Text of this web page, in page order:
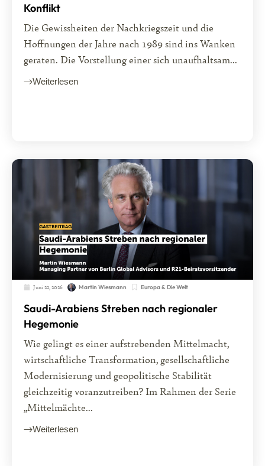
Konflikt
Die Gewissheiten der Nachkriegszeit und die
Hoffnungen der Jahre nach 1989 sind ins Wanken
geraten. Die Vorstellung einer sich unaufhaltsam...
Weiterlesen
Juni 22, 2026 Martin Wiesmann Europa & Die Welt
Saudi-Arabiens Streben nach regionaler
Hegemonie
Wie gelingt es einer aufstrebenden Mittelmacht,
wirtschaftliche Transformation, gesellschaftliche
Modernisierung und geopolitische Stabilität
gleichzeitig voranzutreiben? Im Rahmen der Serie
„Mittelmächte...
Weiterlesen